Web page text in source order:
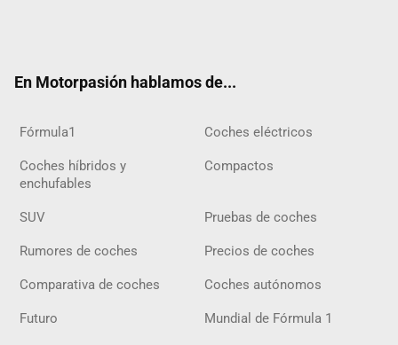
En Motorpasión hablamos de...
Fórmula1 Coches eléctricos
Coches híbridos y
enchufables
Compactos
SUV Pruebas de coches
Rumores de coches Precios de coches
Comparativa de coches Coches autónomos
Futuro Mundial de Fórmula 1